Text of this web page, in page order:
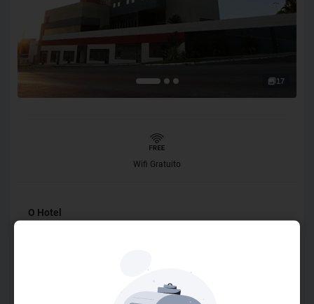
17
Wifi Gratuito
O Hotel
uma localização estratégica, o hotel oferece fácil acesso